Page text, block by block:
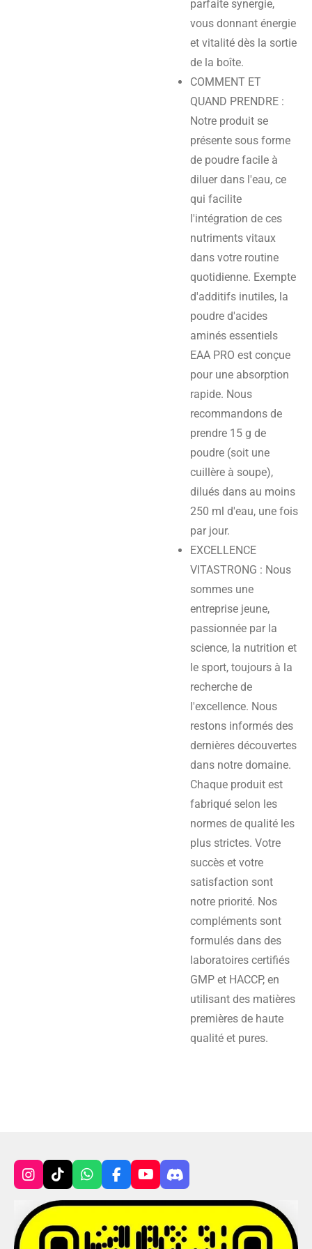
parfaite synergie,
vous donnant énergie
et vitalité dès la sortie
de la boîte.
COMMENT ET
QUAND PRENDRE :
Notre produit se
présente sous forme
de poudre facile à
diluer dans l'eau, ce
qui facilite
l'intégration de ces
nutriments vitaux
dans votre routine
quotidienne. Exempte
d'additifs inutiles, la
poudre d'acides
aminés essentiels
EAA PRO est conçue
pour une absorption
rapide. Nous
recommandons de
prendre 15 g de
poudre (soit une
cuillère à soupe),
dilués dans au moins
250 ml d'eau, une fois
par jour.
EXCELLENCE
VITASTRONG : Nous
sommes une
entreprise jeune,
passionnée par la
science, la nutrition et
le sport, toujours à la
recherche de
l'excellence. Nous
restons informés des
dernières découvertes
dans notre domaine.
Chaque produit est
fabriqué selon les
normes de qualité les
plus strictes. Votre
succès et votre
satisfaction sont
notre priorité. Nos
compléments sont
formulés dans des
laboratoires certifiés
GMP et HACCP, en
utilisant des matières
premières de haute
qualité et pures.
I
n
t
T
i
k
o
W
h
a
s
A
F
a
c
b
o
Y
o
u
u
b
D
i
s
o
r